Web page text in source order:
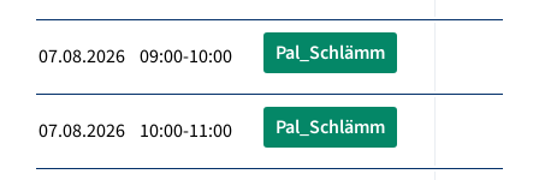
07.08.2026 09:00-10:00 Pal_Schlämm
07.08.2026 10:00-11:00 Pal_Schlämm